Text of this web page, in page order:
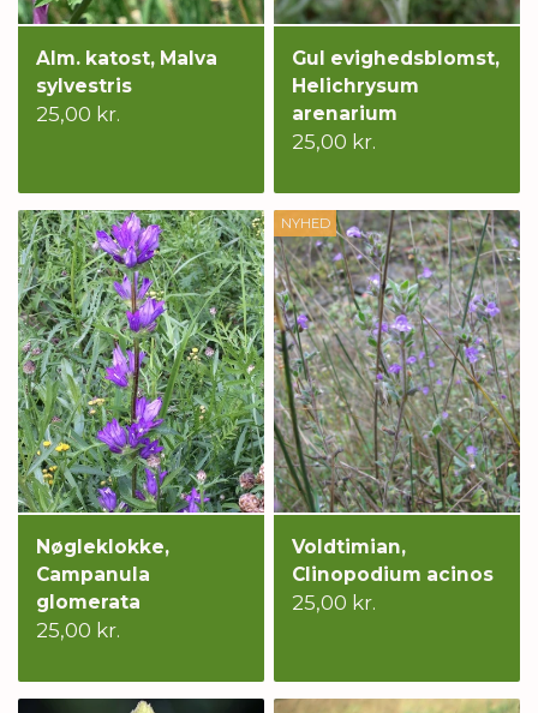
Alm. katost, Malva
sylvestris
25,00 kr.
Gul evighedsblomst,
Helichrysum
arenarium
25,00 kr.
Nøgleklokke,
Campanula
glomerata
25,00 kr.
NYHED
Voldtimian,
Clinopodium acinos
25,00 kr.